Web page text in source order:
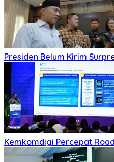
Presiden Belum Kirim
Kemkomdigi Percepat